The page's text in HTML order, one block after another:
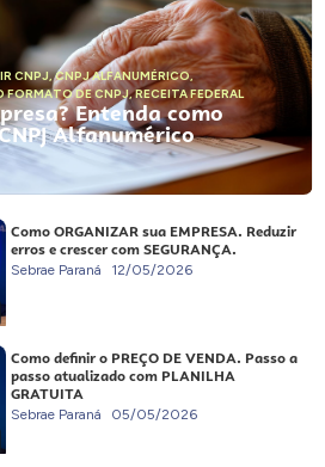
CNPJ,CNPJ ALFANUMÉRICO,
FORMATO DE CNPJ,RECEITA FEDERAL
Entenda como
Alfanumérico
Como ORGANIZAR sua EMPRESA. Reduzir
erros e crescer com SEGURANÇA.
Sebrae Paraná 12/05/2026
Como definir o PREÇO DE VENDA. Passo a
passo atualizado com PLANILHA
GRATUITA
Sebrae Paraná 05/05/2026